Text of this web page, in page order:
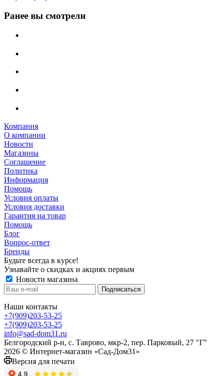
Ранее вы смотрели
Компания
О компании
Новости
Магазины
Соглашение
Политика
Информация
Помощь
Условия оплаты
Условия доставки
Гарантия на товар
Помощь
Блог
Вопрос-ответ
Бренды
Будьте всегда в курсе!
Узнавайте о скидках и акциях первым
Новости магазина
Наши контакты
+7(909)203-53-25
+7(909)203-53-25
info@sad-dom31.ru
Белгородский р-н, с. Таврово, мкр-2, пер. Парковый, 27 "Г"
2026 © Интернет-магазин «Сад-Дом31»
Версия для печати